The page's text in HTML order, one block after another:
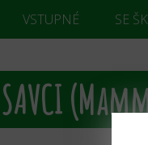
VSTUPNÉ SE
SAVCI